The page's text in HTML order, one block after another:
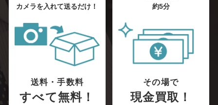
カメラを入れて送るだけ！
送料・手数料
すべて無料！
約5分
その場で
現金買取！